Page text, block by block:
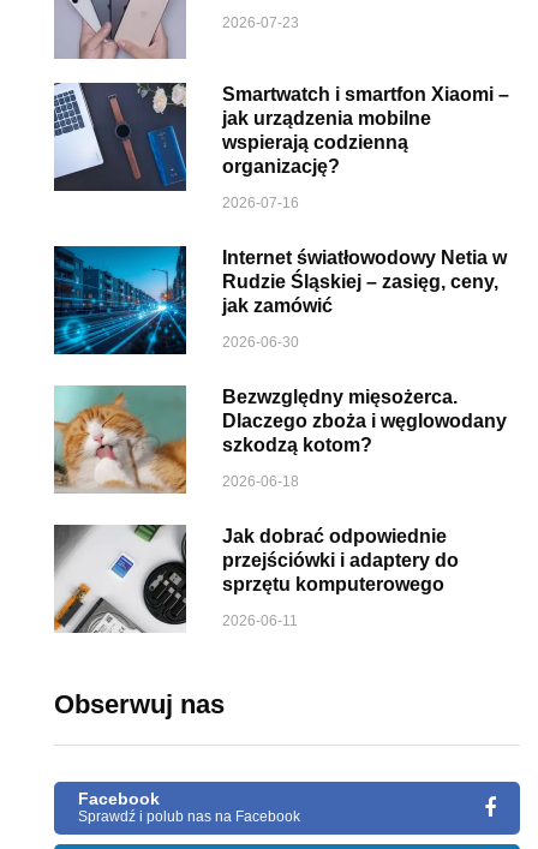
2026-07-23
Smartwatch i smartfon Xiaomi –
jak urządzenia mobilne
wspierają codzienną
organizację?
2026-07-16
Internet światłowodowy Netia w
Rudzie Śląskiej – zasięg, ceny,
jak zamówić
2026-06-30
Bezwzględny mięsożerca.
Dlaczego zboża i węglowodany
szkodzą kotom?
2026-06-18
Jak dobrać odpowiednie
przejściówki i adaptery do
sprzętu komputerowego
2026-06-11
Obserwuj nas
Facebook
Sprawdź i polub nas na Facebook